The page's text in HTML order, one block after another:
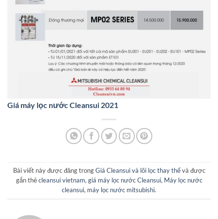
Giá máy lọc nước Cleansui 2021
Bài viết này được đăng trongGiá Cleansui và lõi lọc thay thếvà được
gắn thẻcleansui vietnam, giá máy lọc nước Cleansui, Máy lọc nước
cleansui, máy lọc nước mitsubishi.